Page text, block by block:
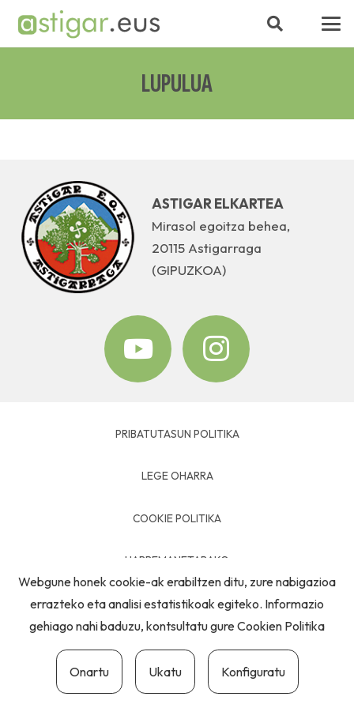
LUPULUA
ASTIGAR ELKARTEA
Mirasol egoitza behea,
20115 Astigarraga
(GIPUZKOA)
PRIBATUTASUN POLITIKA
LEGE OHARRA
COOKIE POLITIKA
HARREMANETARAKO
Webgune honek cookie-ak erabiltzen ditu, zure nabigazioa
errazteko eta analisi estatistikoak egiteko. Informazio
gehiago nahi baduzu, kontsultatu gureCookien Politika
Onartu Ukatu Konfiguratu